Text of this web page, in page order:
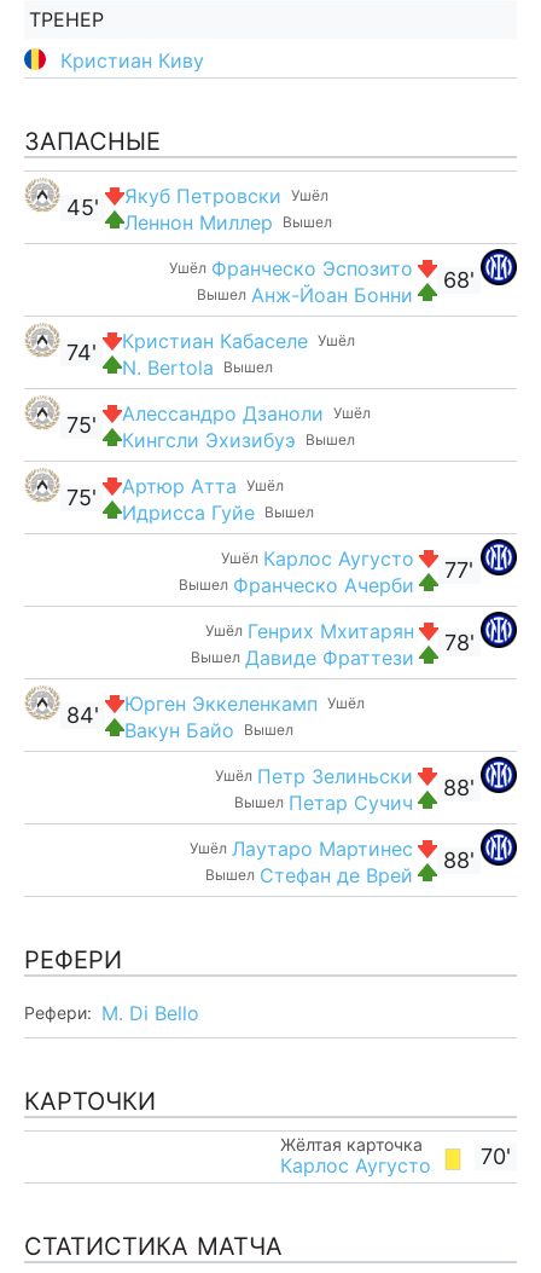
ТРЕНЕР
Кристиан Киву
ЗАПАСНЫЕ
Ушёл
Якуб Петровски
Вышел
Леннон Миллер
45'
68'
Ушёл Франческо Эспозито
Вышел Анж-Йоан Бонни
Ушёл
Кристиан Кабаселе
Вышел
N. Bertola
74'
Ушёл
Алессандро Дзаноли
Вышел
Кингсли Эхизибуэ
75'
Ушёл
Артюр Атта
Вышел
Идрисса Гуйе
75'
77'
Ушёл Карлос Аугусто
Вышел Франческо Ачерби
78'
Ушёл Генрих Мхитарян
Вышел Давиде Фраттези
Ушёл
Юрген Эккеленкамп
Вышел
Вакун Байо
84'
88'
Ушёл Петр Зелиньски
Вышел Петар Сучич
88'
Ушёл Лаутаро Мартинес
Вышел Стефан де Врей
РЕФЕРИ
Рефери: M. Di Bello
КАРТОЧКИ
70'
Жёлтая карточка
Карлос Аугусто
СТАТИСТИКА МАТЧА